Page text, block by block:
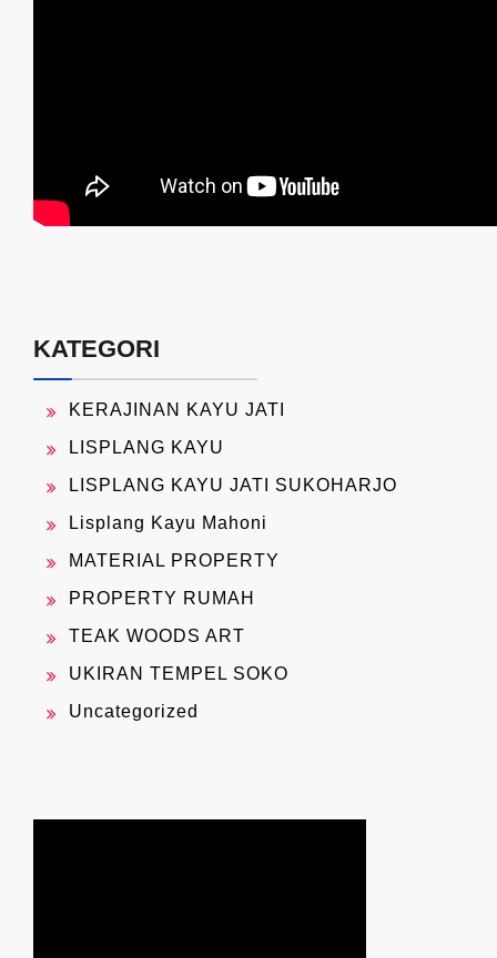
KATEGORI
KERAJINAN KAYU JATI
LISPLANG KAYU
LISPLANG KAYU JATI SUKOHARJO
Lisplang Kayu Mahoni
MATERIAL PROPERTY
PROPERTY RUMAH
TEAK WOODS ART
UKIRAN TEMPEL SOKO
Uncategorized